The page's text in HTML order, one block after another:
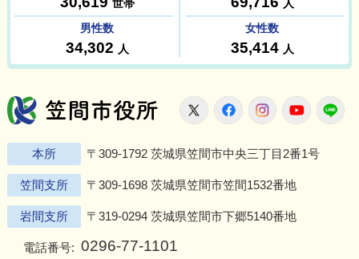
笠間市役所
X FacebookInstagram
本所 〒309-1792 茨城県笠間市中央三丁目2番1号
笠間支所 〒309-1698 茨城県笠間市笠間1532番地
岩間支所 〒319-0294 茨城県笠間市下郷5140番地
電話番号: 0296-77-1101